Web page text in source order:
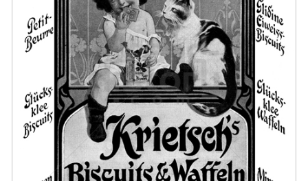
WURZENER BISCUIT-FABRIKEN
Wurzener Nahrungsmiitel GmbH
1910